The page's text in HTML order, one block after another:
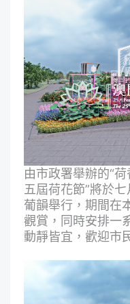
由市政署舉辦的“
五屆荷花節”將於
葡韻舉行，期間在
觀賞，同時安排一
動靜皆宜，歡迎市